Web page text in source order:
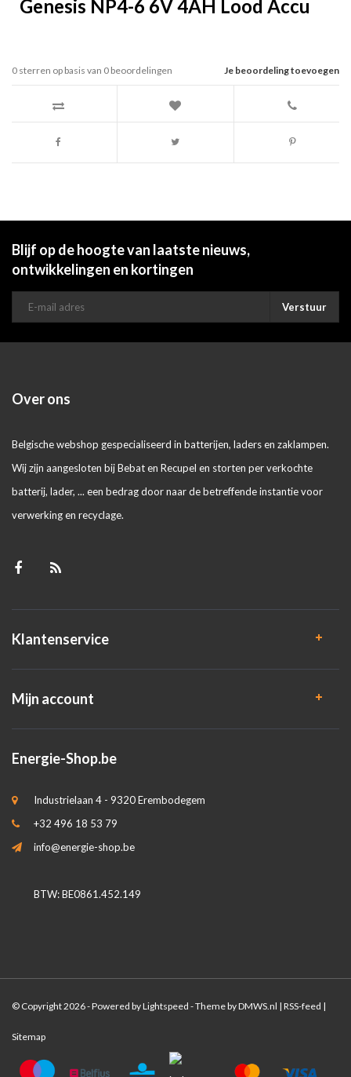
Genesis NP4-6 6V 4AH Lood Accu
Je beoordeling toevoegen
0 sterren op basis van 0 beoordelingen
Blijf op de hoogte van laatste nieuws,
ontwikkelingen en kortingen
Verstuur
Over ons
Belgische webshop gespecialiseerd in batterijen, laders en zaklampen.
Wij zijn aangesloten bij Bebat en Recupel en storten per verkochte
batterij, lader, ... een bedrag door naar de betreffende instantie voor
verwerking en recyclage.
Klantenservice
Mijn account
Energie-Shop.be
Industrielaan 4 - 9320 Erembodegem
+32 496 18 53 79
info@energie-shop.be
BTW: BE0861.452.149
© Copyright 2026 - Powered byLightspeed - Theme byDMWS.nl | RSS-feed |
Sitemap